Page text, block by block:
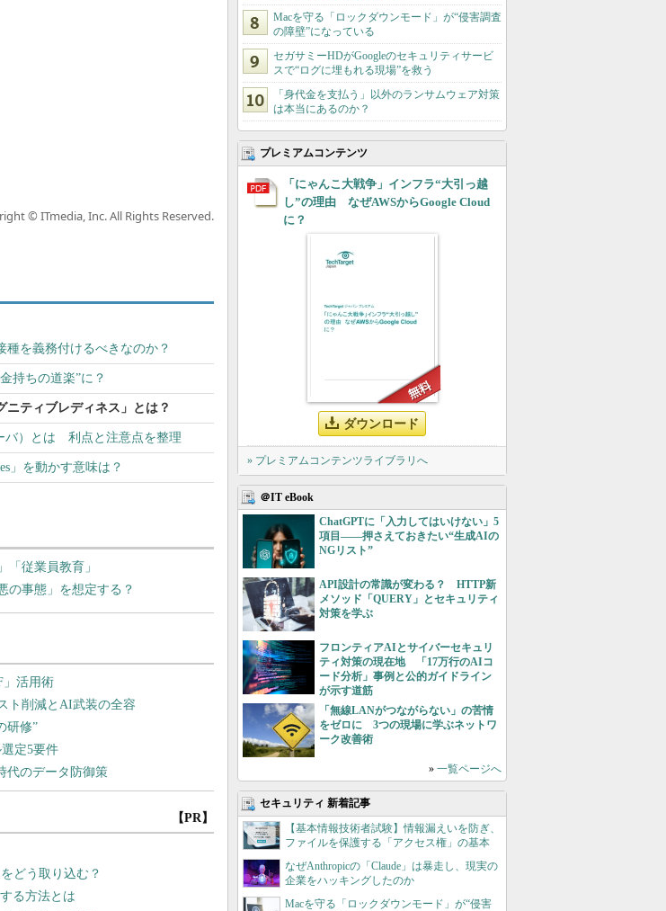
© ITmedia, Inc. All Rights Reserved.
を義務付けるべきなのか？
持ちの道楽”に？
ニティブレディネス」とは？
バ）とは 利点と注意点を整理
」を動かす意味は？
従業員教育」
の事態」を想定する？
【PR】
どう取り込む？
る方法とは
Macを守る「ロックダウンモード」が“侵害調査
の障壁”になっている
セガサミーHDがGoogleのセキュリティサービ
スで“ログに埋もれる現場”を救う
「身代金を支払う」以外のランサムウェア対策
は本当にあるのか？
プレミアムコンテンツ
「にゃんこ大戦争」インフラ“大引っ越
し”の理由 なぜAWSからGoogle Cloud
に？
ダウンロード
» プレミアムコンテンツライブラリへ
＠IT eBook
ChatGPTに「入力してはいけない」5
項目――押さえておきたい“生成AIの
NGリスト”
API設計の常識が変わる？ HTTP新
メソッド「QUERY」とセキュリティ
対策を学ぶ
フロンティアAIとサイバーセキュリ
ティ対策の現在地 「17万行のAIコ
ード分析」事例と公的ガイドライン
が示す道筋
「無線LANがつながらない」の苦情
をゼロに 3つの現場に学ぶネットワ
ーク改善術
» 一覧ページへ
セキュリティ 新着記事
【基本情報技術者試験】情報漏えいを防ぎ、
ファイルを保護する「アクセス権」の基本
なぜAnthropicの「Claude」は暴走し、現実の
企業をハッキングしたのか
Macを守る「ロックダウンモード」が“侵害